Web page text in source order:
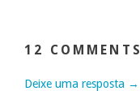
12 COMMENTS
Deixe uma resposta →